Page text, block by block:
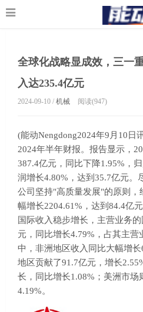
全球化战略显成效，三一
入达235.4亿元
2024-09-10 / 机械 阅读(947)
(能动Nengdong2024年9月10日
2024年半年财报。报告显示，
387.4亿元，同比下降1.95%，
润增长4.80%，达到35.7亿元。
公司坚持"高质量发展"的原则，
幅增长2204.61%，达到84.4亿
国际收入稳步增长，主营业务
元，同比增长4.79%，占其主营
中，非洲地区收入同比大幅增
地区贡献了91.7亿元，增长
长，同比增长1.08%；美洲市场
4.19%。